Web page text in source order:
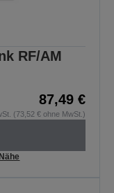
RF/AM
87,49 €
(73,52 € ohne MwSt.)